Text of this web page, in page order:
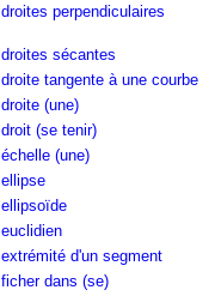
droites perpendiculaires
droites sécantes
droite tangente à une courbe
droite (une)
droit (se tenir)
échelle (une)
ellipse
ellipsoïde
euclidien
extrémité d'un segment
ficher dans (se)